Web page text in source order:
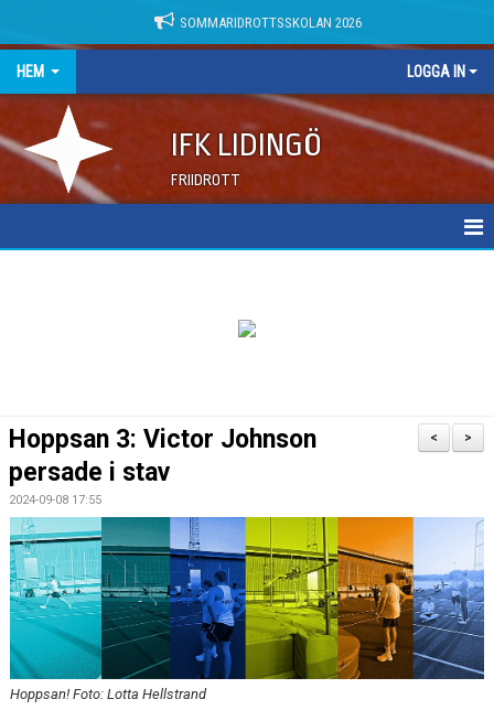
SOMMARIDROTTSSKOLAN 2026
HEM LOGGA IN
IFK LIDINGÖ
FRIIDROTT
>
<
Hoppsan 3: Victor Johnson
persade i stav
2024-09-08 17:55
Hoppsan! Foto: Lotta Hellstrand